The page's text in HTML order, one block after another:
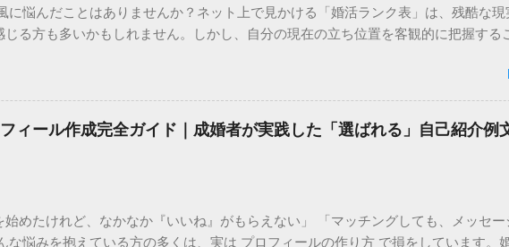
に悩んだことはありませんか？ネット上で見かける「婚活ランク表」は、残酷な
じる方も多いかもしれません。しかし、自分の現在の立ち位置を客観的に把握する
強力な武器 になります。 この記事では、婚活ランク表の仕組みや評価基準を詳し
のように戦略を立てれば良いのか、具体的なステップをご紹介します。 婚活ラ
婚活ランク表とは、年齢、年収、学歴、外見、職業などのスペックを数値化し、婚
ものです。多くの結婚相談所やマッチングアプリのデータを元に語られることが
く異なるのが特徴です。 男性の評価ポイント：経済力と安定感 男性の場合、最も
**です。 Sランク： 年収1000万円以上、医師、弁護士、大手商社など Aランク：
姿、コミュニケーション能力が加味されます。 女性の評価ポイント：若さと容姿
ィール作成完全ガイド｜成婚者が実践した「選ばれる」自己紹介例
始めたけれど、なかなか『いいね』がもらえない」 「マッチングしても、メッセ
な悩みを抱えている方の多くは、実は プロフィールの作り方 で損をしています。